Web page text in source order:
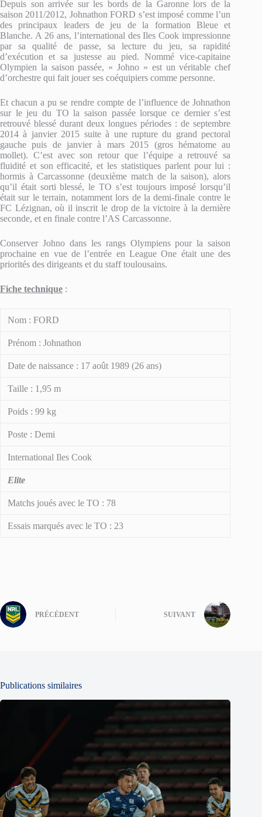
Depuis son arrivée sur les bords de la Garonne lors de la
saison 2011/2012, Johnathon FORD s’est imposé comme l’un
des principaux leaders de jeu de la formation Bleue et
Blanche. A 26 ans, l’international des Iles Cook impressionne
par sa qualité de passe, sa lecture du jeu, sa rapidité
d’exécution et sa justesse au pied. Nommé vice-capitaine
Olympien la saison passée, « Johno » est un véritable chef
d’orchestre qui fait jouer ses coéquipiers comme personne.
Et chacun a pu se rendre compte de l’influence de Johnathon
sur le jeu du TO la saison passée lorsque ce dernier s’est
retrouvé blessé durant deux longues périodes : de septembre
2014 à janvier 2015 suite à une rupture du grand pectoral
gauche puis de janvier à mars 2015 (gros hématome au
mollet). C’est avec son retour que l’équipe a retrouvé sa
fluidité et son efficacité, et les statistiques parlent pour lui :
hormis à Carcassonne (deuxième match de la saison), alors
qu’il était sorti blessé, le TO s’est toujours imposé lorsqu’il
était sur le terrain, notamment lors de la demi-finale contre le
FC Lézignan, où il inscrit le drop de la victoire à la dernière
seconde, et en finale contre l’AS Carcassonne.
Conserver Johno dans les rangs Olympiens pour la saison
prochaine en vue de l’entrée en League One était une des
priorités des dirigeants et du staff toulousains.
Fiche technique :
Nom : FORD
Prénom : Johnathon
Date de naissance : 17 août 1989 (26 ans)
Taille : 1,95 m
Poids : 99 kg
Poste : Demi
International Iles Cook
Elite
Matchs joués avec le TO : 78
Essais marqués avec le TO : 23
PRÉCÉDENT SUIVANT
Publications similaires